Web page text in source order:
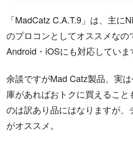
「MadCatz C.A.T.9」は、主に
のプロコンとしてオススメなの
Android・iOSにも対応していま
余談ですがMad Catz製品、実
庫があればおトクに買えること
のは訳あり品にはなりますが
がオススメ。